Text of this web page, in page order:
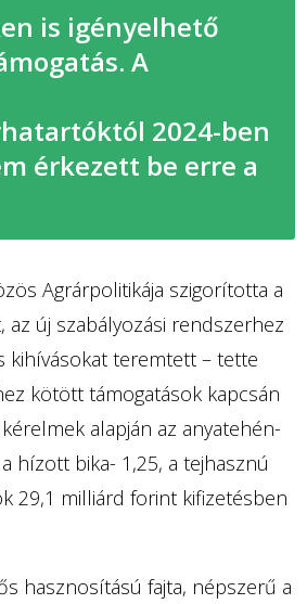
is igényelhető
A
2024-ben
érkezett be erre a
Agrárpolitikája szigorította a
új szabályozási rendszerhez
kihívásokat teremtett – tette
kötött támogatások kapcsán
alapján az anyatehén-
hízott bika- 1,25, a tejhasznú
29,1 milliárd forint kifizetésben
hasznosítású fajta, népszerű a